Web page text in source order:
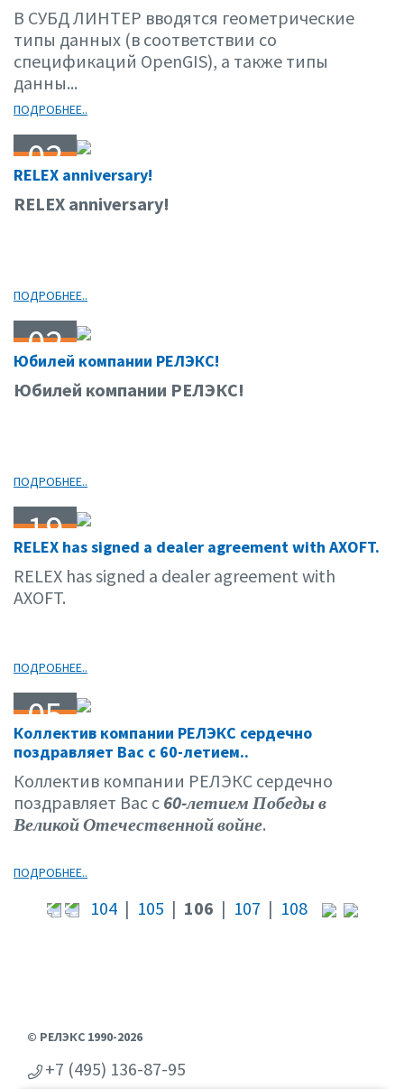
В СУБД ЛИНТЕР вводятся геометрические
типы данных (в соответствии со
спецификаций OpenGIS), а также типы
данны...
ПОДРОБНЕЕ..
02
07.05
RELEX anniversary!
RELEX anniversary!
ПОДРОБНЕЕ..
02
07.05
Юбилей компании РЕЛЭКС!
Юбилей компании РЕЛЭКС!
ПОДРОБНЕЕ..
19
05.05
RELEX has signed a dealer agreement with AXOFT.
RELEX has signed a dealer agreement with
AXOFT.
ПОДРОБНЕЕ..
05
05.05
Коллектив компании РЕЛЭКС сердечно
поздравляет Вас с 60-летием..
Коллектив компании РЕЛЭКС сердечно
поздравляет Вас с 60-летием Победы в
Великой Отечественной войне.
ПОДРОБНЕЕ..
104| 105 | 106 | 107 | 108
© РЕЛЭКС 1990-2026
+7 (495) 136-87-95